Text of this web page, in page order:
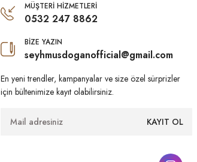
MÜŞTERİ HİZMETLERİ
0532 247 8862
BİZE YAZIN
seyhmusdoganofficial@gmail.com
En yeni trendler, kampanyalar ve size özel sürprizler
için bültenimize kayıt olabilirsiniz.
KAYIT OL